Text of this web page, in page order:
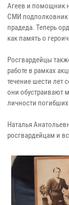
Агеев и помощник
СМИ подполковник
прадеда. Теперь
как память о
Росгвардейцы
работе в рамках
течение шести лет
они обустраивают
личности
Наталья
росгвардейцам и